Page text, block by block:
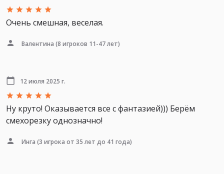
Очень смешная, веселая.
Валентина (8 игроков 11-47 лет)
12 июля 2025 г.
Ну круто! Оказывается все с фантазией))) Берём
смехорезку однозначно!
Инга (3 игрока от 35 лет до 41 года)